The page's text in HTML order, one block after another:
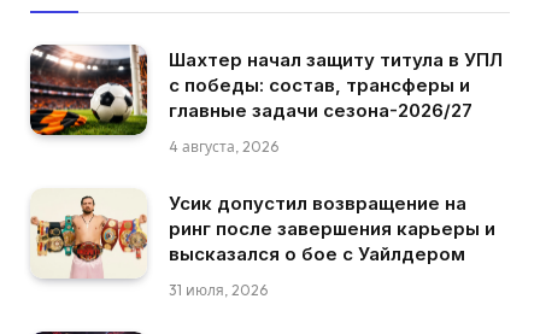
Шахтер начал защиту титула в УПЛ
с победы: состав, трансферы и
главные задачи сезона-2026/27
4 августа, 2026
Усик допустил возвращение на
ринг после завершения карьеры и
высказался о бое с Уайлдером
31 июля, 2026